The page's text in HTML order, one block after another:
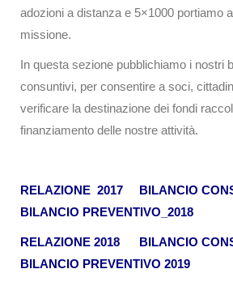
adozioni a distanza e 5×1000 portiamo
missione.
In questa sezione pubblichiamo i nostri
consuntivi, per consentire a soci,
verificare la destinazione dei fondi
finanziamento delle nostre attività.
RELAZIONE 2017 BILANCIO
BILANCIO PREVENTIVO_2018
RELAZIONE 2018 BILANCIO
BILANCIO PREVENTIVO 2019